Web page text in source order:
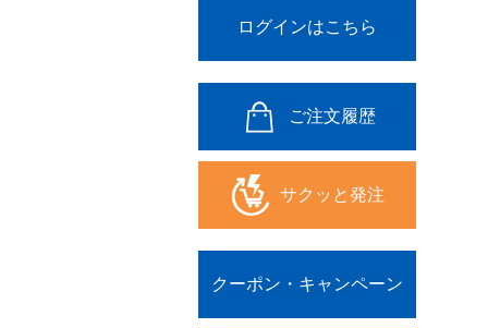
ログインはこちら
ご注文履歴
サクッと発注
クーポン・キャンペーン